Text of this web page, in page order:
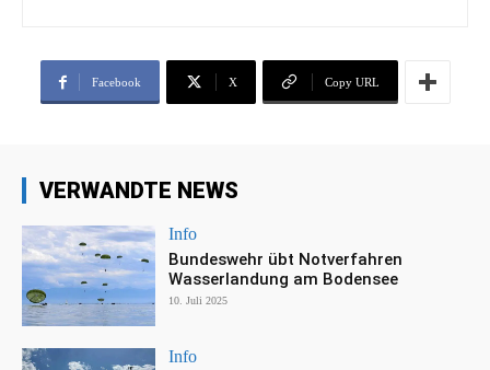
Facebook X Copy URL
VERWANDTE NEWS
Info
Bundeswehr übt Notverfahren
Wasserlandung am Bodensee
10. Juli 2025
Info